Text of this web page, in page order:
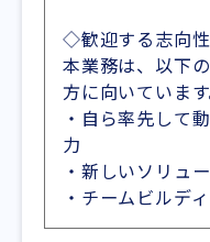
◇歓迎する志向性
本業務は、以下
方に向いています
・自ら率先して
力
・新しいソリュ
・チームビルデ